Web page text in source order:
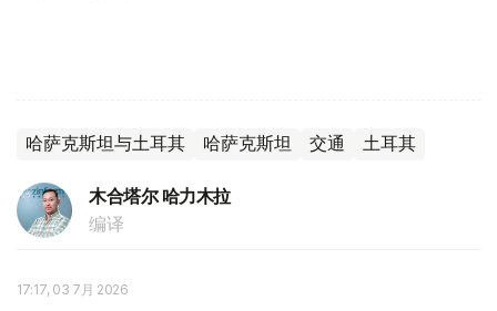
哈萨克斯坦与土耳其 哈萨克斯坦 交通 土耳其
木合塔尔 哈力木拉
编译
17:17, 03 7月 2026